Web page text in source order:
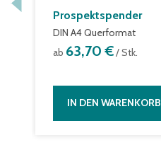
Prospektspender
DIN A4 Querformat
ab 63,70 €/ Stk.
IN DEN WARENKORB